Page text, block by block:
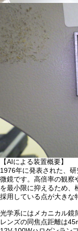
【AIによる装置概要】
1976年に発表された、
微鏡です。高倍率の観察
を最小限に抑えるため、
採用している点が大きな
光学系にはメカニカル鏡
レンズの同焦点距離は